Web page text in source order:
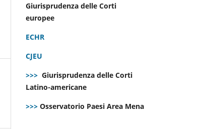
Giurisprudenza delle Corti
europee
ECHR
CJEU
>>> Giurisprudenza delle Corti
Latino-americane
>>> Osservatorio Paesi Area Mena